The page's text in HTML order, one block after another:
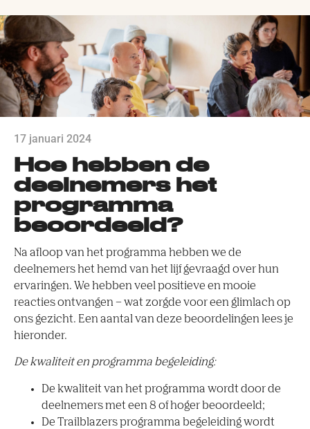
17 januari 2024
Hoe hebben de
deelnemers het
programma
beoordeeld?
Na afloop van het programma hebben we de
deelnemers het hemd van het lijf gevraagd over hun
ervaringen. We hebben veel positieve en mooie
reacties ontvangen – wat zorgde voor een glimlach op
ons gezicht. Een aantal van deze beoordelingen lees je
hieronder.
De kwaliteit en programma begeleiding:
De kwaliteit van het programma wordt door de
deelnemers met een 8 of hoger beoordeeld;
De Trailblazers programma begeleiding wordt